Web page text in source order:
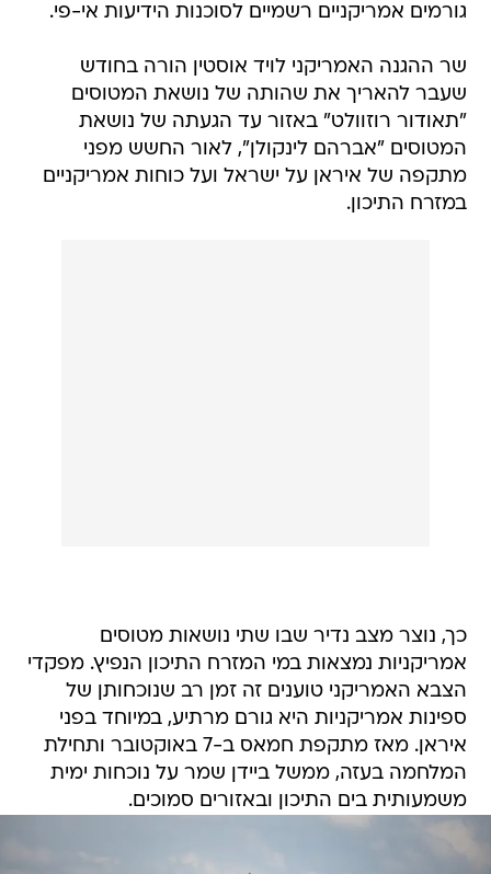
גורמים אמריקניים רשמיים לסוכנות הידיעות אי-פי.
שר ההגנה האמריקני לויד אוסטין הורה בחודש
שעבר להאריך את שהותה של נושאת המטוסים
"תאודור רוזוולט" באזור עד הגעתה של נושאת
המטוסים "אברהם לינקולן", לאור החשש מפני
מתקפה של איראן על ישראל ועל כוחות אמריקניים
במזרח התיכון.
כך, נוצר מצב נדיר שבו שתי נושאות מטוסים
אמריקניות נמצאות במי המזרח התיכון הנפיץ. מפקדי
הצבא האמריקני טוענים זה זמן רב שנוכחותן של
ספינות אמריקניות היא גורם מרתיע, במיוחד בפני
איראן. מאז מתקפת חמאס ב-7 באוקטובר ותחילת
המלחמה בעזה, ממשל ביידן שמר על נוכחות ימית
משמעותית בים התיכון ובאזורים סמוכים.